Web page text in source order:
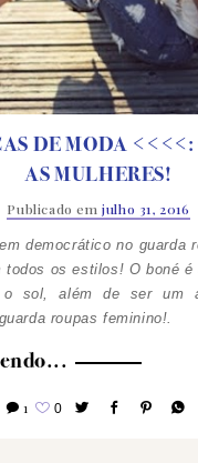
DE MODA <<<<:
AS MULHERES!
Publicado emjulho 31, 2016
democrático no guarda
todos os estilos! O boné
o sol, além de ser um
roupas feminino!.
1 0